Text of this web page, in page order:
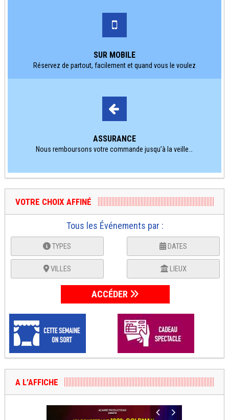
SUR MOBILE
Réservez de partout, facilement et quand vous le voulez
ASSURANCE
Nous remboursons votre commande jusqu’à la veille…
VOTRE CHOIX AFFINÉ
Tous les Événements par :
TYPES DATES
VILLES LIEUX
ACCÉDER
A L’AFFICHE